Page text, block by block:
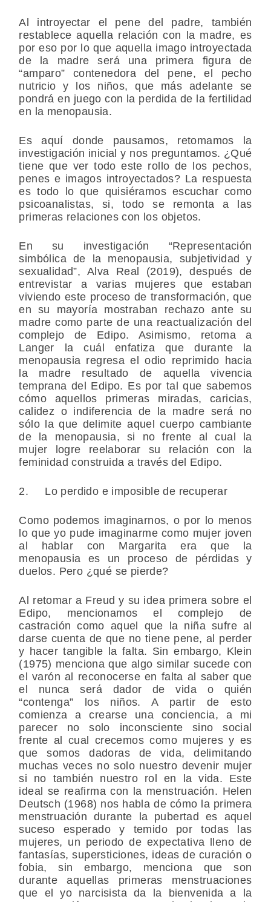
Al introyectar el pene del padre, también
restablece aquella relación con la madre, es
por eso por lo que aquella imago introyectada
de la madre será una primera figura de
“amparo” contenedora del pene, el pecho
nutricio y los niños, que más adelante se
pondrá en juego con la perdida de la fertilidad
en la menopausia.
Es aquí donde pausamos, retomamos la
investigación inicial y nos preguntamos. ¿Qué
tiene que ver todo este rollo de los pechos,
penes e imagos introyectados? La respuesta
es todo lo que quisiéramos escuchar como
psicoanalistas, si, todo se remonta a las
primeras relaciones con los objetos.
En su investigación “Representación
simbólica de la menopausia, subjetividad y
sexualidad”, Alva Real (2019), después de
entrevistar a varias mujeres que estaban
viviendo este proceso de transformación, que
en su mayoría mostraban rechazo ante su
madre como parte de una reactualización del
complejo de Edipo. Asimismo, retoma a
Langer la cuál enfatiza que durante la
menopausia regresa el odio reprimido hacia
la madre resultado de aquella vivencia
temprana del Edipo. Es por tal que sabemos
cómo aquellos primeras miradas, caricias,
calidez o indiferencia de la madre será no
sólo la que delimite aquel cuerpo cambiante
de la menopausia, si no frente al cual la
mujer logre reelaborar su relación con la
feminidad construida a través del Edipo.
2. Lo perdido e imposible de recuperar
Como podemos imaginarnos, o por lo menos
lo que yo pude imaginarme como mujer joven
al hablar con Margarita era que la
menopausia es un proceso de pérdidas y
duelos. Pero ¿qué se pierde?
Al retomar a Freud y su idea primera sobre el
Edipo, mencionamos el complejo de
castración como aquel que la niña sufre al
darse cuenta de que no tiene pene, al perder
y hacer tangible la falta. Sin embargo, Klein
(1975) menciona que algo similar sucede con
el varón al reconocerse en falta al saber que
el nunca será dador de vida o quién
“contenga” los niños. A partir de esto
comienza a crearse una conciencia, a mi
parecer no solo inconsciente sino social
frente al cual crecemos como mujeres y es
que somos dadoras de vida, delimitando
muchas veces no solo nuestro devenir mujer
si no también nuestro rol en la vida. Este
ideal se reafirma con la menstruación. Helen
Deutsch (1968) nos habla de cómo la primera
menstruación durante la pubertad es aquel
suceso esperado y temido por todas las
mujeres, un periodo de expectativa lleno de
fantasías, supersticiones, ideas de curación o
fobia, sin embargo, menciona que son
durante aquellas primeras menstruaciones
que el yo narcisista da la bienvenida a la